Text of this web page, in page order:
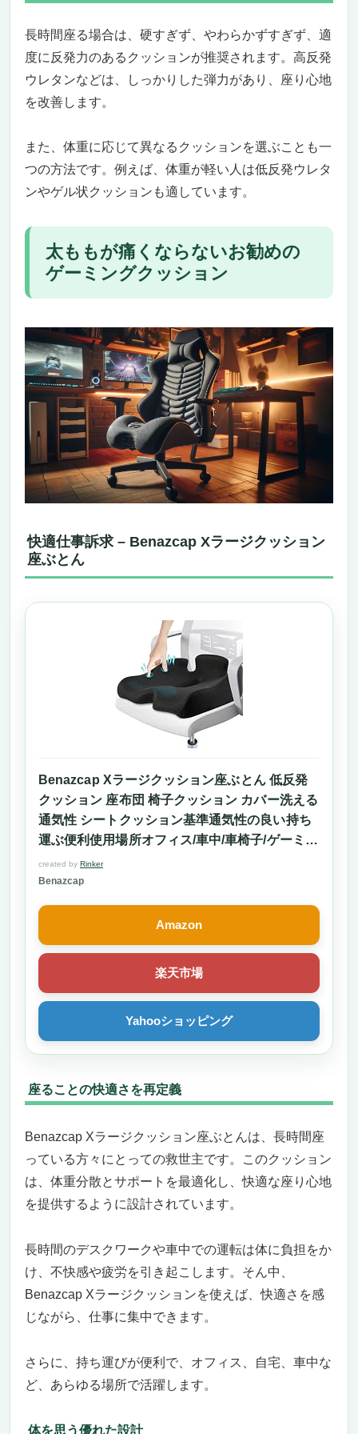
長時間座る場合は、硬すぎず、やわらかずすぎず、適
度に反発力のあるクッションが推奨されます。高反発
ウレタンなどは、しっかりした弾力があり、座り心地
を改善します。
また、体重に応じて異なるクッションを選ぶことも一
つの方法です。例えば、体重が軽い人は低反発ウレタ
ンやゲル状クッションも適しています。
太ももが痛くならないお勧めの
ゲーミングクッション
快適仕事訴求 – Benazcap Xラージクッション
座ぶとん
Benazcap Xラージクッション座ぶとん 低反発
クッション 座布団 椅子クッション カバー洗える
通気性 シートクッション基準通気性の良い持ち
運ぶ便利使用場所オフィス/車中/車椅子/ゲーミン
グチェア/自宅 付
created by Rinker
Benazcap
Amazon
楽天市場
Yahooショッピング
座ることの快適さを再定義
Benazcap Xラージクッション座ぶとんは、長時間座
っている方々にとっての救世主です。このクッション
は、体重分散とサポートを最適化し、快適な座り心地
を提供するように設計されています。
長時間のデスクワークや車中での運転は体に負担をか
け、不快感や疲労を引き起こします。そん中、
Benazcap Xラージクッションを使えば、快適さを感
じながら、仕事に集中できます。
さらに、持ち運びが便利で、オフィス、自宅、車中な
ど、あらゆる場所で活躍します。
体を思う優れた設計